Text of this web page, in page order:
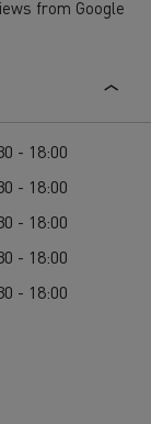
from Google
- 18:00
- 18:00
- 18:00
- 18:00
- 18:00